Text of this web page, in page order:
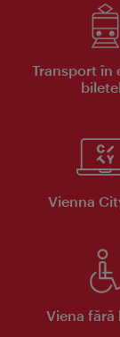
Transport în
Vienna
Viena fără